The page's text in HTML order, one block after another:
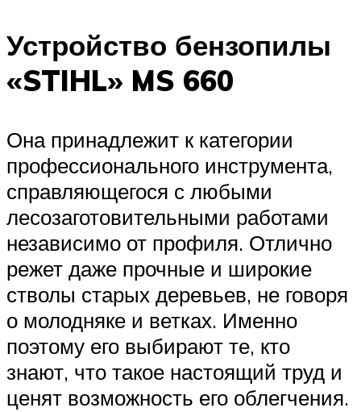
Устройство бензопилы
«STIHL» MS 660
Она принадлежит к категории
профессионального инструмента,
справляющегося с любыми
лесозаготовительными работами
независимо от профиля. Отлично
режет даже прочные и широкие
стволы старых деревьев, не говоря
о молодняке и ветках. Именно
поэтому его выбирают те, кто
знают, что такое настоящий труд и
ценят возможность его облегчения.